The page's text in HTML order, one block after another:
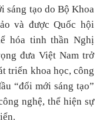
sáng tạo do Bộ Khoa
và được Quốc hội
hóa tinh thần Nghị
đưa Việt Nam trở
triển khoa học, công
“đổi mới sáng tạo”
nghệ, thể hiện sự